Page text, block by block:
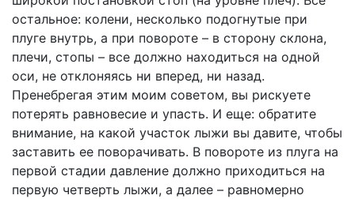
остальное: колени, несколько подогнутые при
плуге внутрь, а при повороте – в сторону склона,
плечи, стопы – все должно находиться на одной
оси, не отклоняясь ни вперед, ни назад.
Пренебрегая этим моим советом, вы рискуете
потерять равновесие и упасть. И еще: обратите
внимание, на какой участок лыжи вы давите, чтобы
заставить ее поворачивать. В повороте из плуга на
первой стадии давление должно приходиться на
первую четверть лыжи, а далее – равномерно